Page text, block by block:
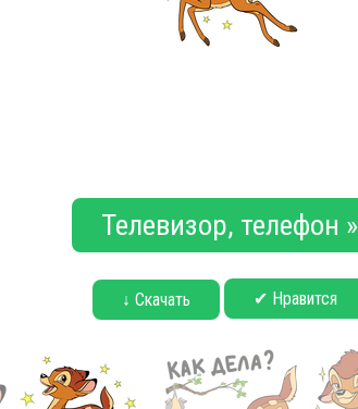
Телевизор, телефон »
↓ Скачать ✔ Нравится